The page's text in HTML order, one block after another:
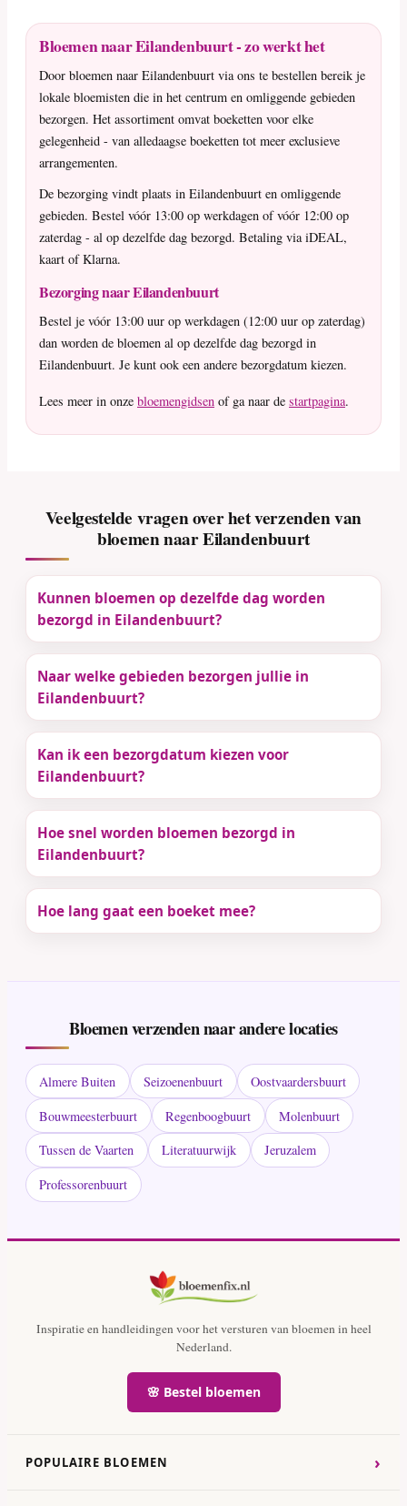
Bloemen naar Eilandenbuurt - zo werkt het
Door bloemen naar Eilandenbuurt via ons te bestellen bereik je
lokale bloemisten die in het centrum en omliggende gebieden
bezorgen. Het assortiment omvat boeketten voor elke
gelegenheid - van alledaagse boeketten tot meer exclusieve
arrangementen.
De bezorging vindt plaats in Eilandenbuurt en omliggende
gebieden. Bestel vóór 13:00 op werkdagen of vóór 12:00 op
zaterdag - al op dezelfde dag bezorgd. Betaling via iDEAL,
kaart of Klarna.
Bezorging naar Eilandenbuurt
Bestel je vóór 13:00 uur op werkdagen (12:00 uur op zaterdag)
dan worden de bloemen al op dezelfde dag bezorgd in
Eilandenbuurt. Je kunt ook een andere bezorgdatum kiezen.
Lees meer in onze bloemengidsen of ga naar de startpagina.
Veelgestelde vragen over het verzenden van
bloemen naar Eilandenbuurt
Kunnen bloemen op dezelfde dag worden
bezorgd in Eilandenbuurt?
Naar welke gebieden bezorgen jullie in
Eilandenbuurt?
Kan ik een bezorgdatum kiezen voor
Eilandenbuurt?
Hoe snel worden bloemen bezorgd in
Eilandenbuurt?
Hoe lang gaat een boeket mee?
Bloemen verzenden naar andere locaties
Almere Buiten Seizoenenbuurt
Oostvaardersbuurt
Bouwmeesterbuurt
Regenboogbuurt
Molenbuurt
Tussen de Vaarten
Literatuurwijk
Jeruzalem
Professorenbuurt
Inspiratie en handleidingen voor het versturen van bloemen in heel
Nederland.
🌸 Bestel bloemen
POPULAIRE BLOEMEN ›